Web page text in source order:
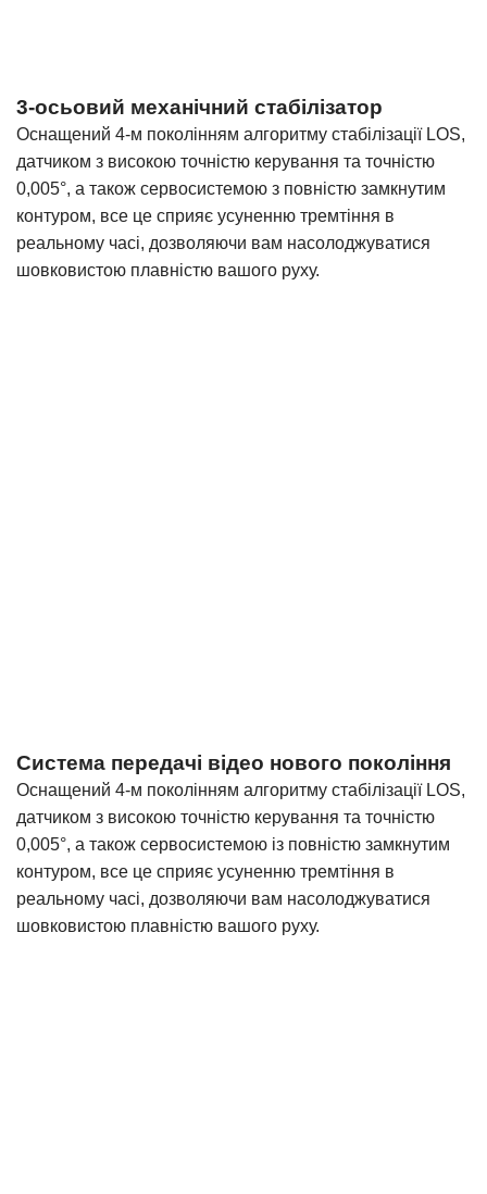
3-осьовий механічний стабілізатор
Оснащений 4-м поколінням алгоритму стабілізації LOS,
датчиком з високою точністю керування та точністю
0,005°, а також сервосистемою з повністю замкнутим
контуром, все це сприяє усуненню тремтіння в
реальному часі, дозволяючи вам насолоджуватися
шовковистою плавністю вашого руху.
Система передачі відео нового покоління
Оснащений 4-м поколінням алгоритму стабілізації LOS,
датчиком з високою точністю керування та точністю
0,005°, а також сервосистемою із повністю замкнутим
контуром, все це сприяє усуненню тремтіння в
реальному часі, дозволяючи вам насолоджуватися
шовковистою плавністю вашого руху.